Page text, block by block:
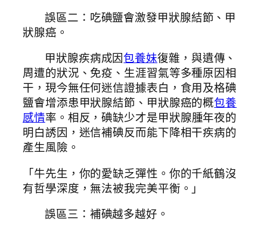
誤區二：吃碘鹽會激發甲狀腺結節、甲
狀腺癌。
甲狀腺疾病成因包養妹復雜，與遺傳、
周遭的狀況、免疫、生涯習氣等多種原因相
干，現今無任何迷信證據表白，食用及格碘
鹽會增添患甲狀腺結節、甲狀腺癌的概包養
感情率。相反，碘缺少才是甲狀腺腫年夜的
明白誘因，迷信補碘反而能下降相干疾病的
產生風險。
「牛先生，你的愛缺乏彈性。你的千紙鶴沒
有哲學深度，無法被我完美平衡。」
誤區三：補碘越多越好。